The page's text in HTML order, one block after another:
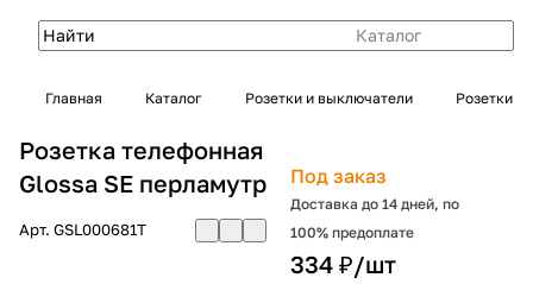
Каталог
Главная Каталог Розетки и выключатели Розетки
Розетка телефонная
Glossa SE перламутр
Арт. GSL000681T
Под заказ
Доставка до 14 дней, по
100% предоплате
334 ₽/шт